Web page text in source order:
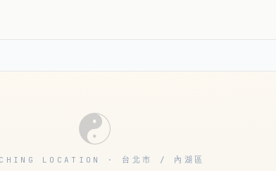
☯
LOCATION · 台北市 / 內湖區